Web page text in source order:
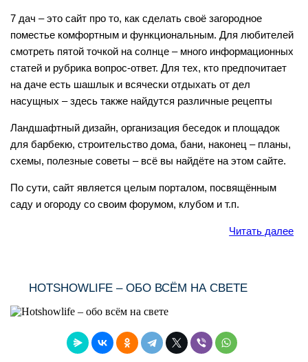
7 дач – это сайт про то, как сделать своё загородное
поместье комфортным и функциональным. Для любителей
смотреть пятой точкой на солнце – много информационных
статей и рубрика вопрос-ответ. Для тех, кто предпочитает
на даче есть шашлык и всячески отдыхать от дел
насущных – здесь также найдутся различные рецепты
Ландшафтный дизайн, организация беседок и площадок
для барбекю, строительство дома, бани, наконец – планы,
схемы, полезные советы – всё вы найдёте на этом сайте.
По сути, сайт является целым порталом, посвящённым
саду и огороду со своим форумом, клубом и т.п.
Читать далее
HOTSHOWLIFE – ОБО ВСЁМ НА СВЕТЕ